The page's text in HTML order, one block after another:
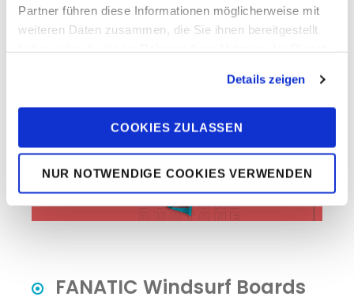
Partner führen diese Informationen möglicherweise mit
weiteren Daten zusammen, die Sie ihnen bereitgestellt
Cookies, wenn Sie unsere Webseite weiterhin nutzen.
Details zeigen
COOKIES ZULASSEN
NUR NOTWENDIGE COOKIES VERWENDEN
Windstatistik powered by Travel People
Partner Windfinder
FANATIC Windsurf Boards